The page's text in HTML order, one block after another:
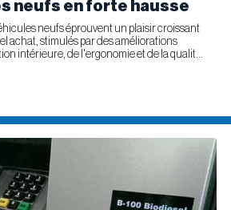
neufs en forte hausse
neufs éprouvent un plaisir croissant
achat, stimulés par des améliorations
intérieure, de l'ergonomie et de la qualité